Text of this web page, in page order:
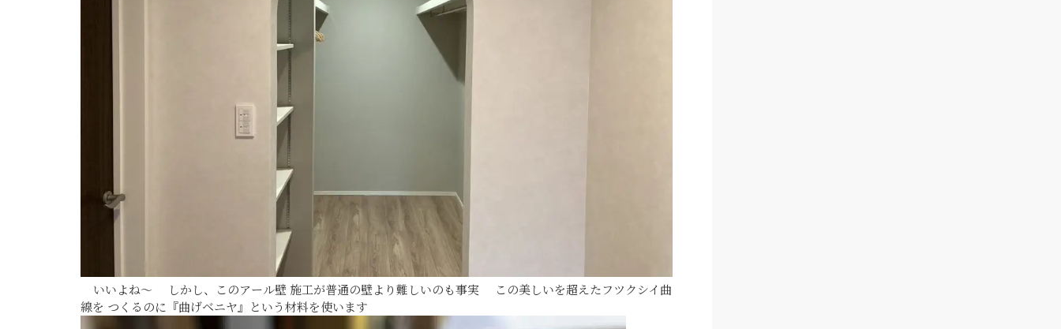
いいよね～ しかし、このアール壁 施工が普通の壁より難しいのも事実 この美しいを超えたフツクシイ曲
線を つくるのに『曲げベニヤ』という材料を使います